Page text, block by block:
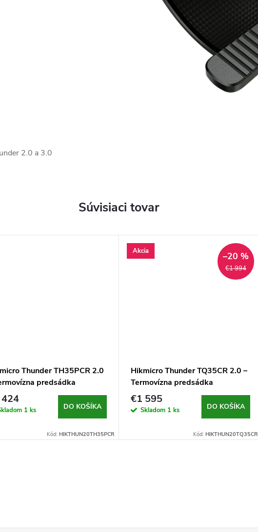
2.0 a 3.0
Súvisiaci tovar
Thunder TH35PCR 2.0
predsádka
1 ks DO KOŠÍKA
Kód: HIKTHUN20TH35PCR
Akcia
€1 994
–20 %
Hikmicro Thunder TQ35CR 2.0 –
Termovízna predsádka
€1 595
Skladom 1 ks DO KOŠÍKA
Kód: HIKTHUN20TQ35CR